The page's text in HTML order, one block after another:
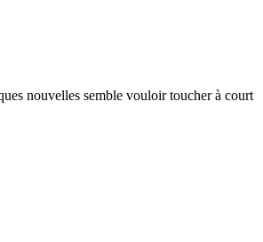
nouvelles semble vouloir toucher à court